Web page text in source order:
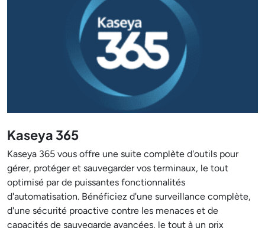
Kaseya 365
Kaseya 365 vous offre une suite complète d'outils pour
gérer, protéger et sauvegarder vos terminaux, le tout
optimisé par de puissantes fonctionnalités
d'automatisation. Bénéficiez d'une surveillance complète,
d'une sécurité proactive contre les menaces et de
capacités de sauvegarde avancées, le tout à un prix